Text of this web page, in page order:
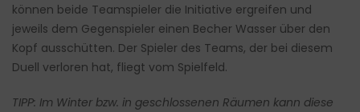
können beide Teamspieler die Initiative ergreifen und
jeweils dem Gegenspieler einen Becher Wasser über den
Kopf ausschütten. Der Spieler des Teams, der bei diesem
Duell verloren hat, fliegt vom Spielfeld.
TIPP: Im Winter bzw. in geschlossenen Räumen kann diese